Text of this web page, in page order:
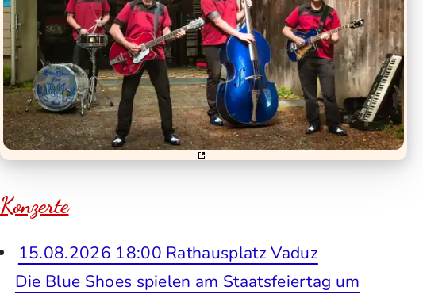
Konzerte
15.08.2026 18:00 Rathausplatz Vaduz
Die Blue Shoes spielen am Staatsfeiertag um